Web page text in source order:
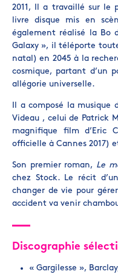
2011, Il a travaillé sur le
livre disque mis en
également réalisé la Bo
Galaxy », il téléporte
natal) en 2045 à la
cosmique, partant d’un
allégorie universelle.
Il a composé la musique
Videau , celui de Patrick
magnifique film d’Eric
officielle à Cannes 2017)
Son premier roman, Le
chez Stock. Le récit
changer de vie pour
accident va venir
Discographie
« Gargilesse »,